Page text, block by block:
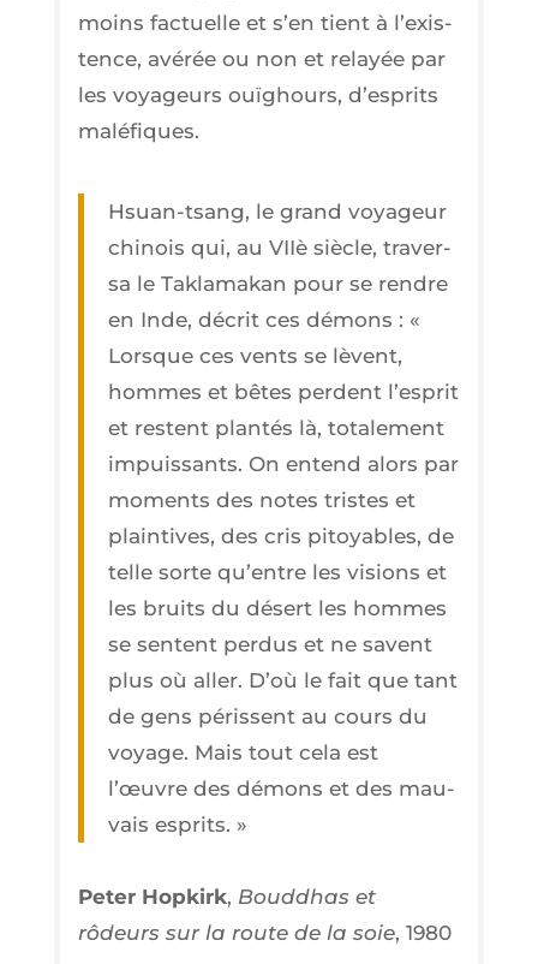
moins fac­tuelle et s’en tient à l’exis­
tence, avé­rée ou non et relayée par
les voya­geurs ouï­ghours, d’es­prits
maléfiques.
Hsuan-tsang, le grand voya­geur
chi­nois qui, au VIIè siècle, tra­ver­
sa le Tak­la­ma­kan pour se rendre
en Inde, décrit ces démons : «
Lorsque ces vents se lèvent,
hommes et bêtes perdent l’es­prit
et res­tent plan­tés là, tota­le­ment
impuis­sants. On entend alors par
moments des notes tristes et
plain­tives, des cris pitoyables, de
telle sorte qu’entre les visions et
les bruits du désert les hommes
se sentent per­dus et ne savent
plus où aller. D’où le fait que tant
de gens péris­sent au cours du
voyage. Mais tout cela est
l’œuvre des démons et des mau­
vais esprits. »
Peter Hop­kirk, Boud­dhas et
rôdeurs sur la route de la soie, 1980